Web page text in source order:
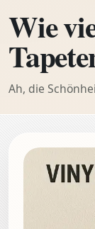
Wie
Ah, die